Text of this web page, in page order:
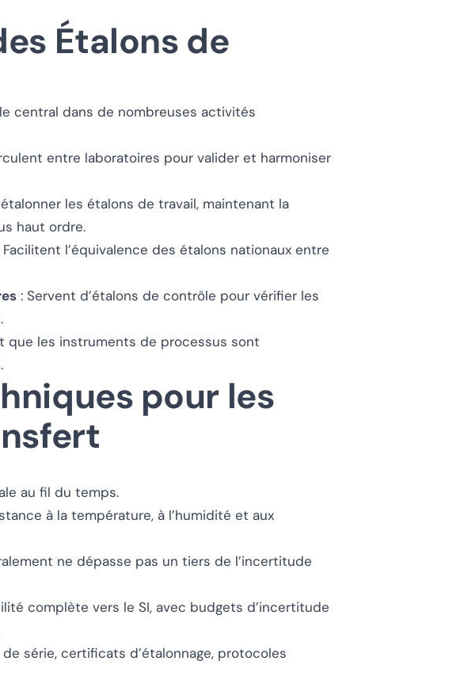
Étalons de
central dans de nombreuses activités
entre laboratoires pour valider et harmoniser
les étalons de travail, maintenant la
haut ordre.
Facilitent l’équivalence des étalons nationaux entre
: Servent d’étalons de contrôle pour vérifier les
que les instruments de processus sont
pour les
au fil du temps.
à la température, à l’humidité et aux
ne dépasse pas un tiers de l’incertitude
complète vers le SI, avec budgets d’incertitude
de série, certificats d’étalonnage, protocoles